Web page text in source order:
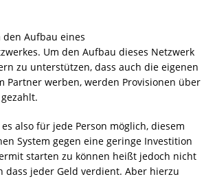
den Aufbau eines
Um den Aufbau dieses Netzwerk
zu unterstützen, dass auch die eigenen
Partner werben, werden Provisionen über
also für jede Person möglich, diesem
System gegen eine geringe Investition
starten zu können heißt jedoch nicht
dass jeder Geld verdient. Aber hierzu